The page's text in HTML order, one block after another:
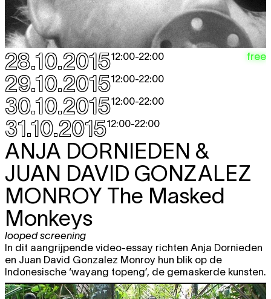
28.10.201512:00-22:00
29.10.201512:00-22:00
30.10.201512:00-22:00
31.10.201512:00-22:00
free
ANJA DORNIEDEN &
JUAN DAVID GONZALEZ
MONROY The Masked
Monkeys
looped screening
In dit aangrijpende video-essay richten Anja Dornieden
en Juan David Gonzalez Monroy hun blik op de
Indonesische ‘wayang topeng’, de gemaskerde kunsten.